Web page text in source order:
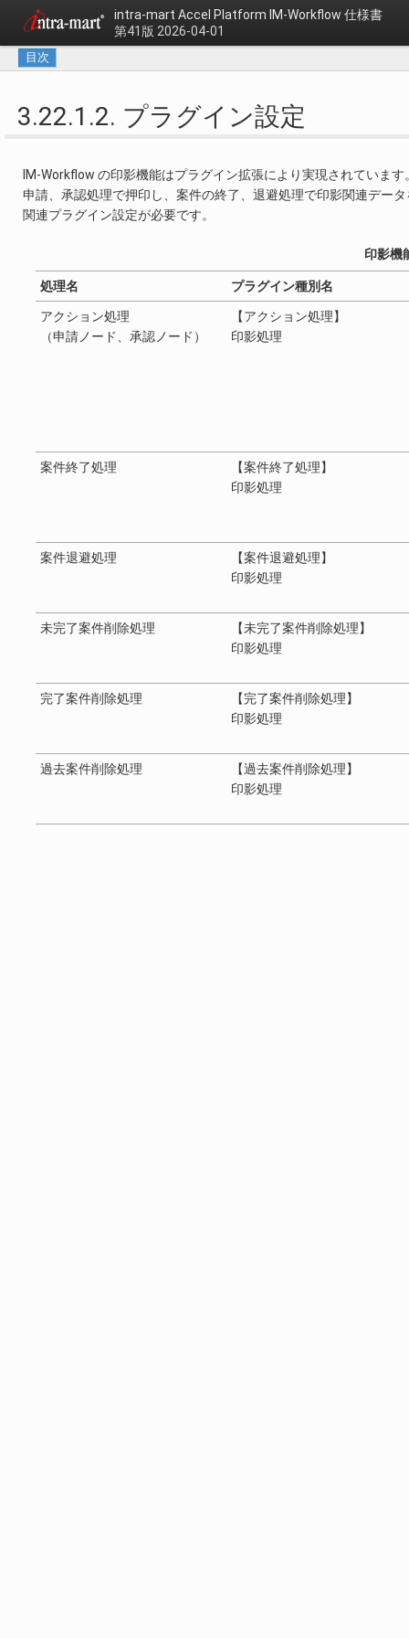
intra-mart Accel Platform IM-Workflow 仕様書
第41版 2026-04-01
目次
3.22.1.2. プラグイン設定
IM-Workflow の印影機能はプラグイン拡張により実現されています
申請、承認処理で押印し、案件の終了、退避処理で印影関連デー
関連プラグイン設定が必要です。
印影機
処理名 プラグイン種別名
アクション処理
（申請ノード、承認ノード）
【アクション処理】
印影処理
案件終了処理
【案件終了処理】
印影処理
案件退避処理
【案件退避処理】
印影処理
未完了案件削除処理
【未完了案件削除処理】
印影処理
完了案件削除処理
【完了案件削除処理】
印影処理
過去案件削除処理
【過去案件削除処理】
印影処理